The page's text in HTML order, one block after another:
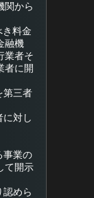
関から
料金
融機
業者そ
者に開
第三者
に対し
事業の
て開示
認めら